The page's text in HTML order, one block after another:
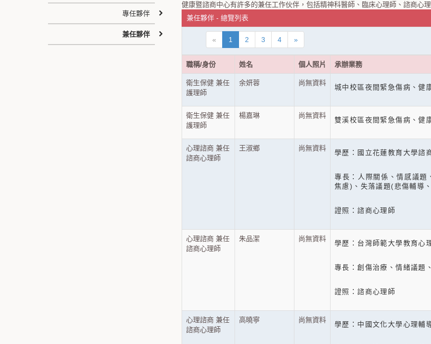
健康暨諮商中心有許多的兼任工作伙伴，包括精神科醫師、臨床心理師、諮商心
兼任夥伴 - 總覽列表
« 1 2 3 4 »
職稱/身份 姓名 個人照片 承辦業務
衛生保健 兼任
護理師
余妍蓉 尚無資料
城中校區夜間緊急傷病、健
衛生保健 兼任
護理師
楊嘉琳 尚無資料
雙溪校區夜間緊急傷病、健
心理諮商 兼任
諮商心理師
王淑鄉 尚無資料
學歷：國立花蓮教育大學諮
專長：人際關係、情感議題
焦慮)、失落議題(悲傷輔導
證照：諮商心理師
心理諮商 兼任
諮商心理師
朱品潔 尚無資料
學歷：台灣師範大學教育心
專長：創傷治療、情緒議題
證照：諮商心理師
心理諮商 兼任
諮商心理師
高曉寧 尚無資料
學歷：中國文化大學心理輔
專任夥伴
兼任夥伴